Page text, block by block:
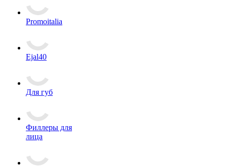
Promoitalia
Ejal40
Для губ
Филлеры для
лица